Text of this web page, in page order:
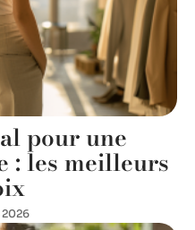
pour une
: les meilleurs
2026